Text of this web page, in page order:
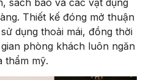
Thiết kế đóng mở thuận
dụng thoải mái, đồng thời
phòng khách luôn ngăn
thẩm mỹ.